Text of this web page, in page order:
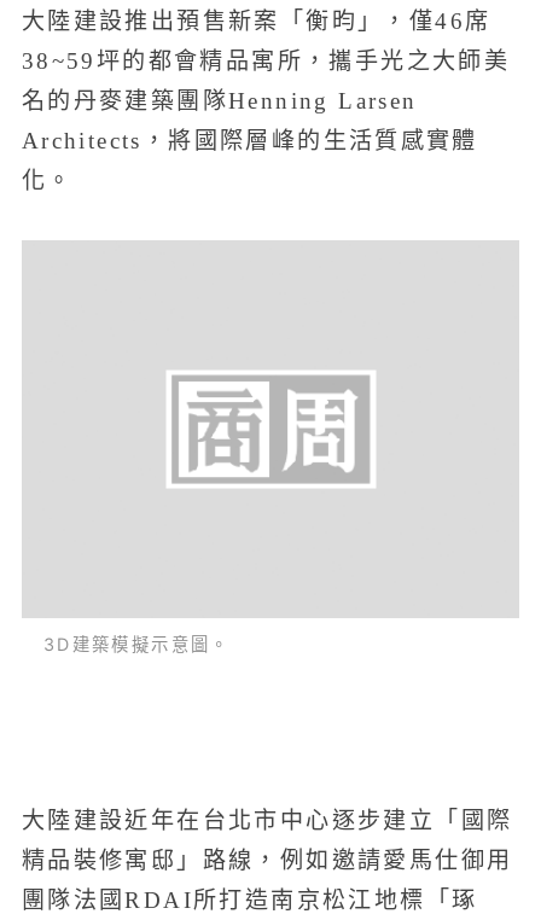
大陸建設推出預售新案「衡昀」，僅46席
38~59坪的都會精品寓所，攜手光之大師美
名的丹麥建築團隊Henning Larsen
Architects，將國際層峰的生活質感實體
化。
3D建築模擬示意圖。
大陸建設近年在台北市中心逐步建立「國際
精品裝修寓邸」路線，例如邀請愛馬仕御用
團隊法國RDAI所打造南京松江地標「琢